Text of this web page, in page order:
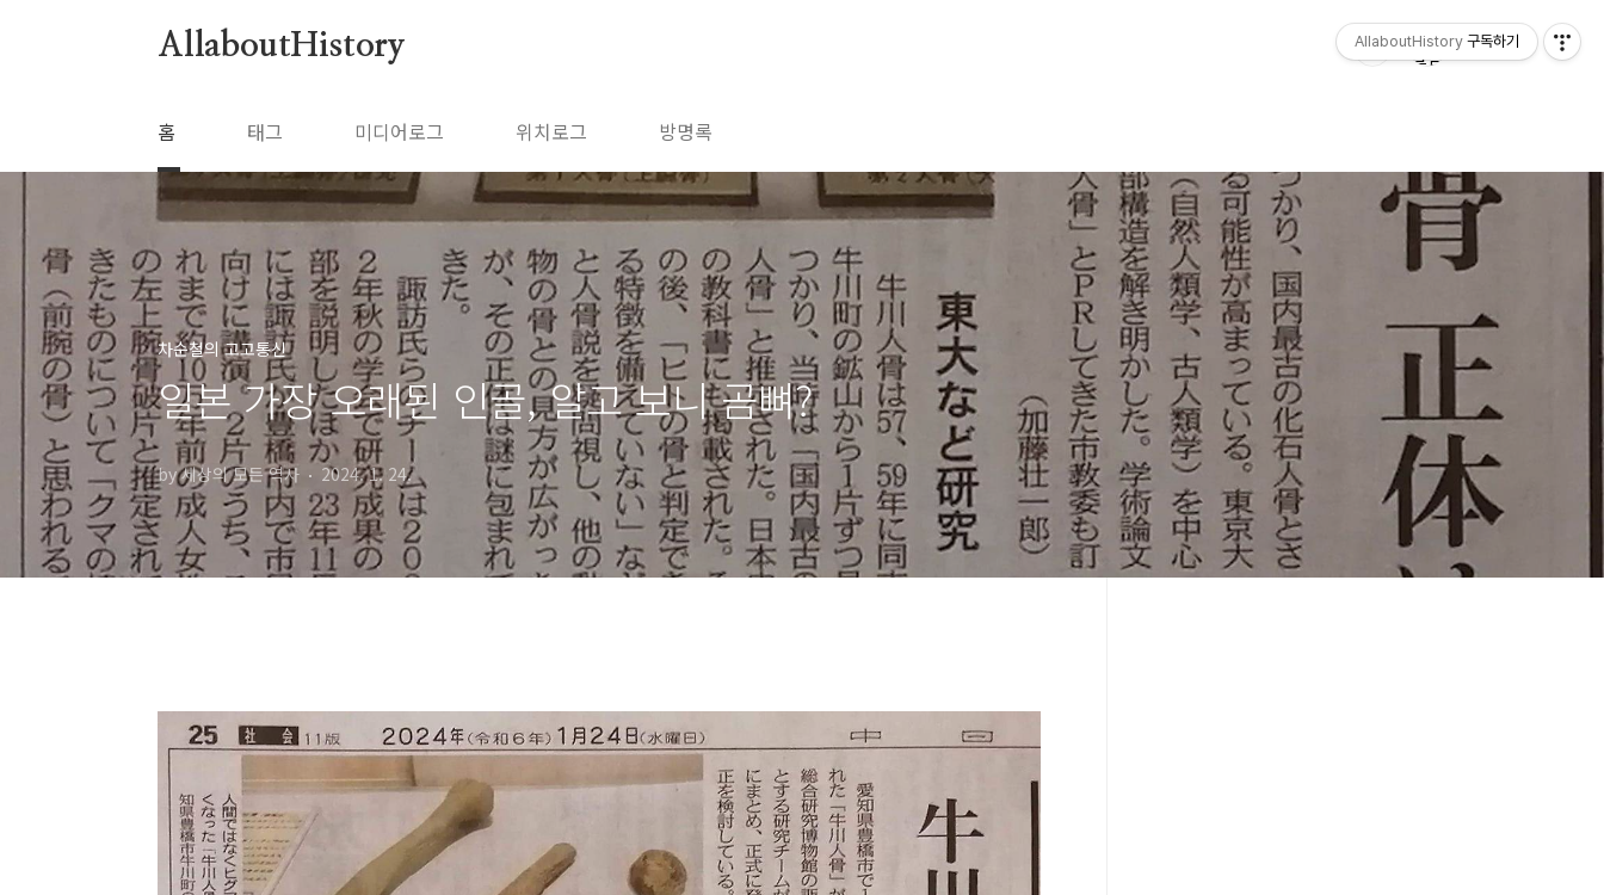
AllaboutHistory
홈 태그 미디어로그 위치로그 방명록
차순철의 고고통신
일본 가장 오래된 인골, 알고 보니 곰뼈?
by 세상의 모든 역사 2024. 1. 24.
AllaboutHistory 구독하기